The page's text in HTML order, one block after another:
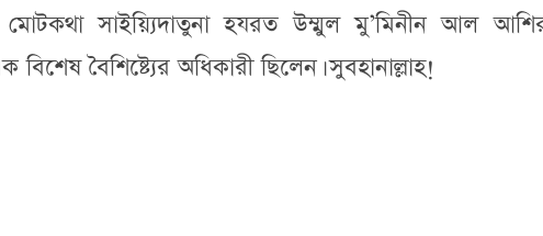
মোটকথা সাইয়্যিদাতুনা হযরত উম্মুল মু’মিনীন আল
বৈশিষ্ট্যের অধিকারী ছিলেন। সুবহানাল্লাহ!